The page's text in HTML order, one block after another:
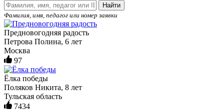
Найти
Фамилия, имя, педагог или номер заявки
Предновогодняя радость
Петрова Полина, 6 лет
Москва
97
Ёлка победы
Поляков Никита, 8 лет
Тульская область
7434